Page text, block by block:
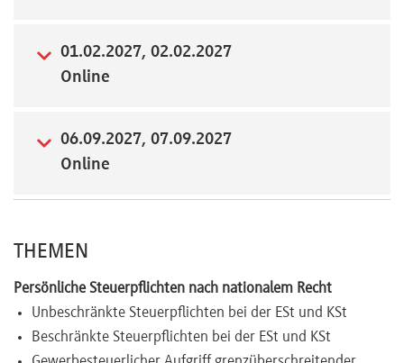
01.02.2027, 02.02.2027
Online
06.09.2027, 07.09.2027
Online
THEMEN
Persönliche Steuerpflichten nach nationalem Recht
Unbeschränkte Steuerpflichten bei der ESt und KSt
Beschränkte Steuerpflichten bei der ESt und KSt